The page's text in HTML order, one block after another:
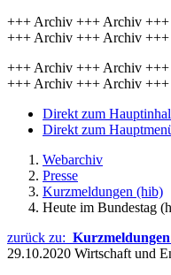
+++ Archiv +++ Archiv
+++ Archiv +++ Archiv
+++ Archiv +++ Archiv
+++ Archiv +++ Archiv
Direkt zum
Direkt zum
Webarchiv
Presse
Kurzmeldungen (hib)
Heute im Bundestag
zurück zu:
29.10.2020 Wirtschaft und